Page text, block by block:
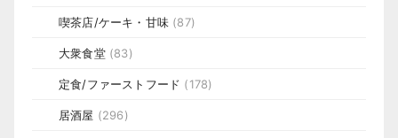
喫茶店/ケーキ・甘味 (87)
大衆食堂(83)
定食/ファーストフード (178)
居酒屋 (296)